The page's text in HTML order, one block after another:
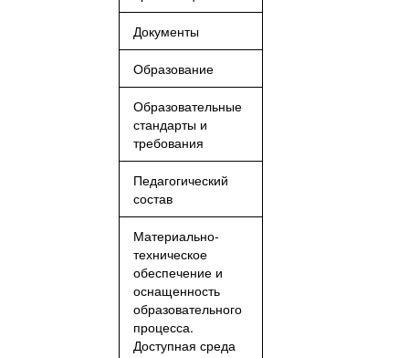
Документы
Образование
Образовательные
стандарты и
требования
Педагогический
состав
Материально-
техническое
обеспечение и
оснащенность
образовательного
процесса.
Доступная среда